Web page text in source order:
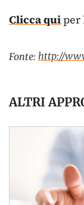
Clicca quiper
Fonte: http://
ALTRI